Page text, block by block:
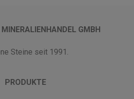
GMBH
Steine seit 1991.
PRODUKTE